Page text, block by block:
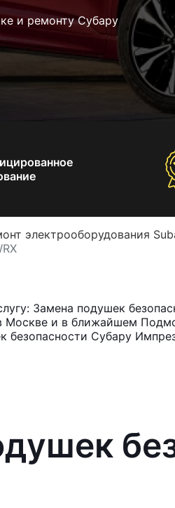
и ремонту Субару
электрооборудования
Замена подушек
Москве и в ближайшем
Субару